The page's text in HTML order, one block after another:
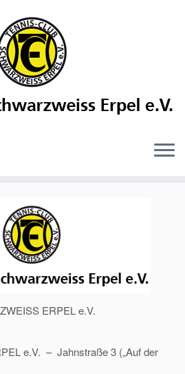
am
ERPEL e.V.
e.V. – Jahnstraße 3 („Auf der